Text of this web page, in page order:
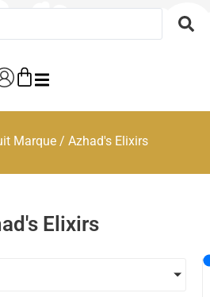
Marque / Azhad's Elixirs
Elixirs